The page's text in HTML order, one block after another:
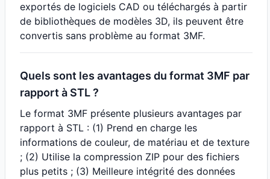
exportés de logiciels CAD ou téléchargés à partir
de bibliothèques de modèles 3D, ils peuvent être
convertis sans problème au format 3MF.
Quels sont les avantages du format 3MF par
rapport à STL ?
Le format 3MF présente plusieurs avantages par
rapport à STL : (1) Prend en charge les
informations de couleur, de matériau et de texture
; (2) Utilise la compression ZIP pour des fichiers
plus petits ; (3) Meilleure intégrité des données